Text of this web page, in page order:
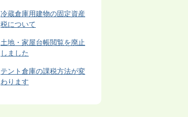
冷蔵倉庫用建物の固定資産
税について
土地・家屋台帳閲覧を廃止
しました
テント倉庫の課税方法が変
わります